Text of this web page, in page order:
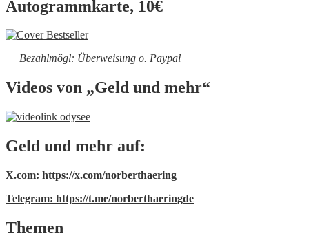
Autogrammkarte, 10€
Bezahlmögl: Überweisung o. Paypal
Videos von „Geld und mehr“
Geld und mehr auf:
X.com: https://x.com/norberthaering
Telegram: https://t.me/norberthaeringde
Themen